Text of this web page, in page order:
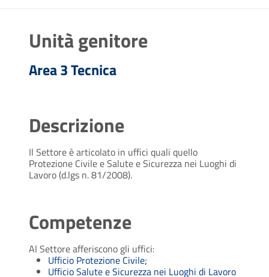
Unità genitore
Area 3 Tecnica
Descrizione
Il Settore è articolato in uffici quali quello
Protezione Civile e Salute e Sicurezza nei Luoghi di
Lavoro (d.lgs n. 81/2008).
Competenze
Al Settore afferiscono gli uffici:
Ufficio Protezione Civile;
Ufficio Salute e Sicurezza nei Luoghi di Lavoro